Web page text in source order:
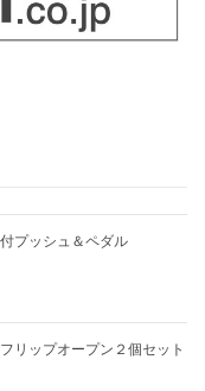
プッシュ＆ペダル
リップオープン２個セット